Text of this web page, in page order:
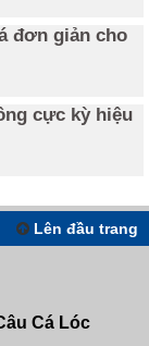
đơn giản cho
cực kỳ hiệu
Lên đầu trang
Cá Lóc